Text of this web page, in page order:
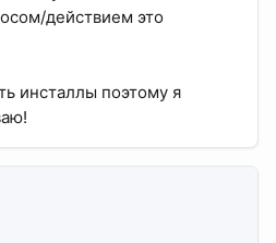
действием это
инсталлы поэтому я